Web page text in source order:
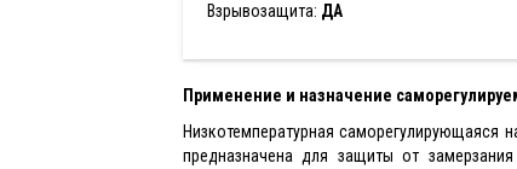
Взрывозащита: ДА
Применение и назначение
Низкотемпературная саморегулирующаяся
предназначена для защиты от